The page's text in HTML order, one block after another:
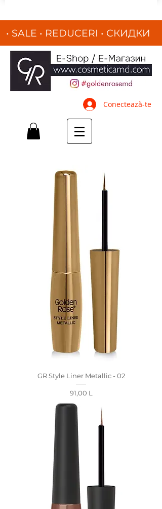
• SALE • REDUCERI • СКИДКИ
•
Conectează-te
GR Style Liner Metallic - 02
Preț
91,00 L